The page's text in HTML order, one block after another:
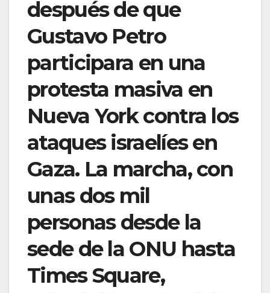
después de que
Gustavo Petro
participara en una
protesta masiva en
Nueva York contra los
ataques israelíes en
Gaza. La marcha, con
unas dos mil
personas desde la
sede de la ONU hasta
Times Square,